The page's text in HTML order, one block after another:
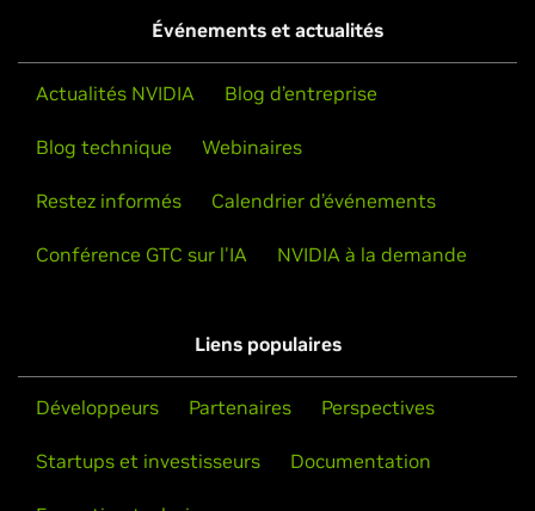
Événements et actualités
Actualités NVIDIA Blog d’entreprise
Blog technique Webinaires
Restez informés Calendrier d’événements
Conférence GTC sur l'IA NVIDIA à la demande
Liens populaires
Développeurs Partenaires Perspectives
Startups et investisseurs Documentation